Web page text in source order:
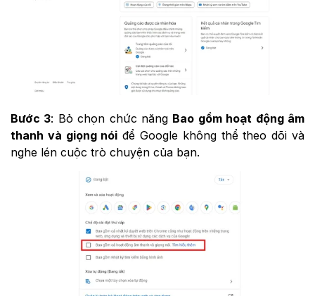
Bước 3: Bỏ chọn chức năng Bao gồm hoạt động âm
thanh và giọng nói để Google không thể theo dõi và
nghe lén cuộc trò chuyện của bạn.